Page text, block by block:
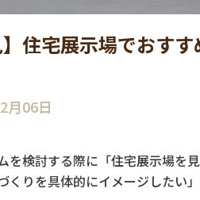
】住宅展示場でおす
月06日
を検討する際に「住宅展示場を
くりを具体的にイメージしたい